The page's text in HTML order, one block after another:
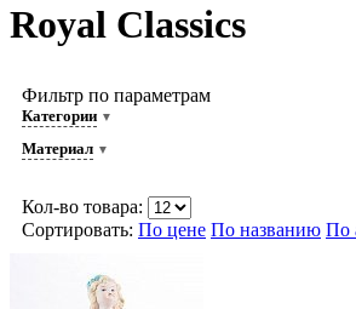
Royal Classics
Фильтр по параметрам
Категории
Материал
Кол-во товара:
Сортировать: По цене По названию По